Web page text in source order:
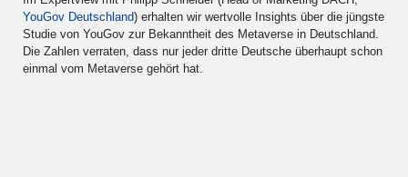
YouGov Deutschland) erhalten wir wertvolle Insights über die jüngste
Studie von YouGov zur Bekanntheit des Metaverse in Deutschland.
Die Zahlen verraten, dass nur jeder dritte Deutsche überhaupt schon
einmal vom Metaverse gehört hat.